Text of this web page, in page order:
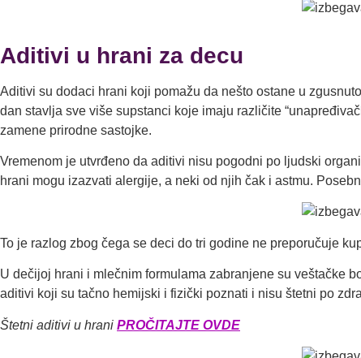
Aditivi u hrani za decu
Aditivi su dodaci hrani koji pomažu da nešto ostane u
dan stavlja sve više supstanci koje imaju različite
zamene prirodne sastojke.
Vremenom je utvrđeno da aditivi nisu pogodni po ljudski
hrani mogu izazvati alergije, a neki od njih čak i astmu.
To je razlog zbog čega se deci do tri godine ne preporučuje
U dečijoj hrani i mlečnim formulama zabranjene su veštačke
aditivi koji su tačno hemijski i fizički poznati i nisu štetni po
Štetni aditivi u hrani PROČITAJTE OVDE